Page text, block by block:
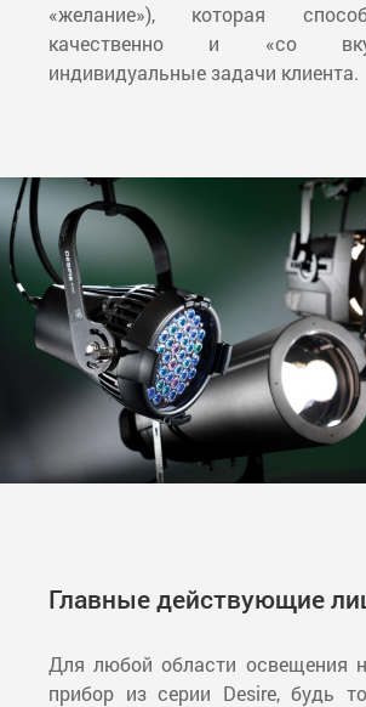
«желание»), которая
качественно и «со
индивидуальные задачи клиента.
Главные действующие
Для любой области освещения
прибор из серии Desire, будь